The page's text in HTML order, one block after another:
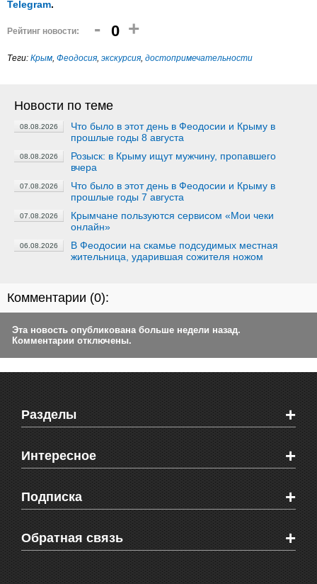
Telegram.
Рейтинг новости: - 0 +
Теги: Крым, Феодосия, экскурсия, достопримечательности
Новости по теме
08.08.2026
Что было в этот день в Феодосии и Крыму в
прошлые годы 8 августа
08.08.2026
Розыск: в Крыму ищут мужчину, пропавшего
вчера
07.08.2026
Что было в этот день в Феодосии и Крыму в
прошлые годы 7 августа
07.08.2026
Крымчане пользуются сервисом «Мои чеки
онлайн»
06.08.2026
В Феодосии на скамье подсудимых местная
жительница, ударившая сожителя ножом
Комментарии (0):
Эта новость опубликована больше недели назад.
Комментарии отключены.
Разделы +
Новости Феодосии
Новости Крыма
Мировые новости
Объявления
Здоровье
СМС мнения читателей
Интересное +
Видео о Феодосии
Веб-камеры Феодосии
Блоги феодосийцев
Школы Феодосии
Подписка +
Печатная версия газеты "Кафа"
RSS
Обратная связь +
Рекламодателям